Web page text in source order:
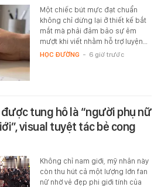
Một chiếc bút mực đạt chuẩn
không chỉ dừng lại ở thiết kế bắt
mắt mà phải đảm bảo sự êm
mượt khi viết nhằm hỗ trợ luyện…
HỌC ĐƯỜNG - 6 giờ trước
tung hô là “người phụ nữ
visual tuyệt tác bẻ cong
Không chỉ nam giới, mỹ nhân này
còn thu hút cả một lượng lớn fan
nữ nhờ vẻ đẹp phi giới tính của